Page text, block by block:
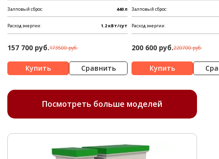
Залповый сброс: 440 л
Расход энергии: 1.2 кВт/сут
157 700 руб.173500 руб.
Сравнить
Залповый сброс:
Расход энергии:
200 600 руб.220700 руб.
Посмотреть больше моделей